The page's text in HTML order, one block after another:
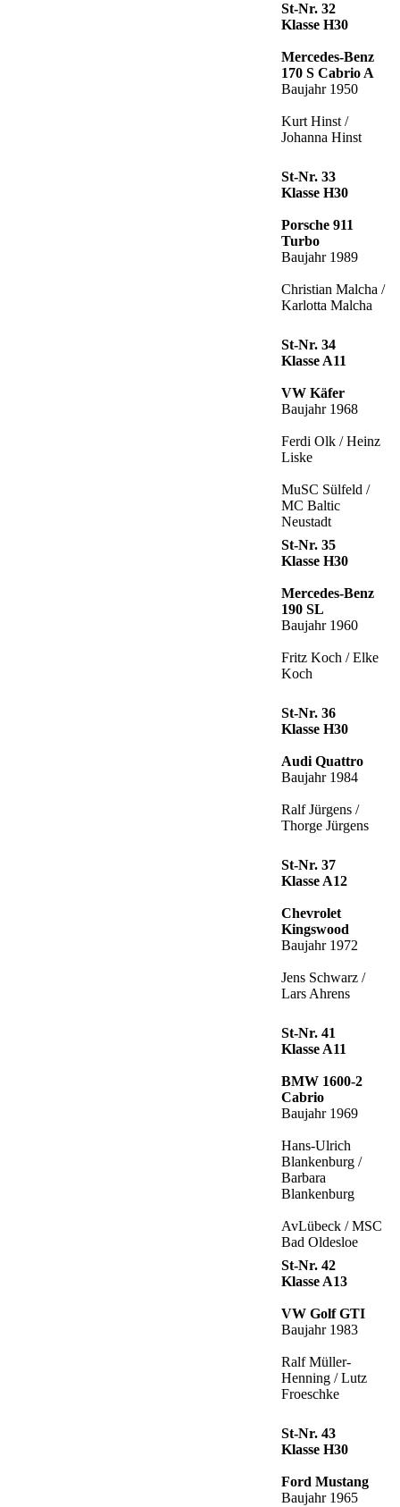
St-Nr. 32
Klasse H30
Mercedes-Benz
170 S Cabrio A
Baujahr 1950
Kurt Hinst /
Johanna Hinst
St-Nr. 33
Klasse H30
Porsche 911
Turbo
Baujahr 1989
Christian Malcha /
Karlotta Malcha
St-Nr. 34
Klasse A11
VW Käfer
Baujahr 1968
Ferdi Olk / Heinz
Liske
MuSC Sülfeld /
MC Baltic
Neustadt
St-Nr. 35
Klasse H30
Mercedes-Benz
190 SL
Baujahr 1960
Fritz Koch / Elke
Koch
St-Nr. 36
Klasse H30
Audi Quattro
Baujahr 1984
Ralf Jürgens /
Thorge Jürgens
St-Nr. 37
Klasse A12
Chevrolet
Kingswood
Baujahr 1972
Jens Schwarz /
Lars Ahrens
St-Nr. 41
Klasse A11
BMW 1600-2
Cabrio
Baujahr 1969
Hans-Ulrich
Blankenburg /
Barbara
Blankenburg
AvLübeck / MSC
Bad Oldesloe
St-Nr. 42
Klasse A13
VW Golf GTI
Baujahr 1983
Ralf Müller-
Henning / Lutz
Froeschke
St-Nr. 43
Klasse H30
Ford Mustang
Baujahr 1965